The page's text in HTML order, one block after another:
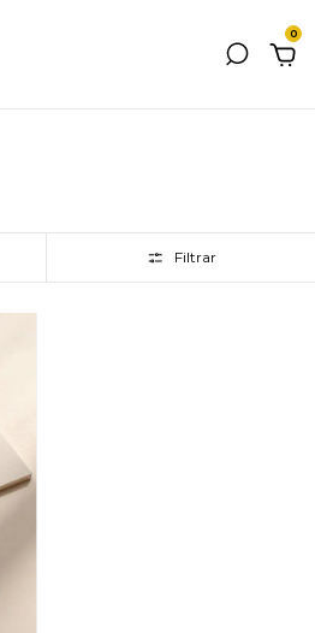
0
Filtrar